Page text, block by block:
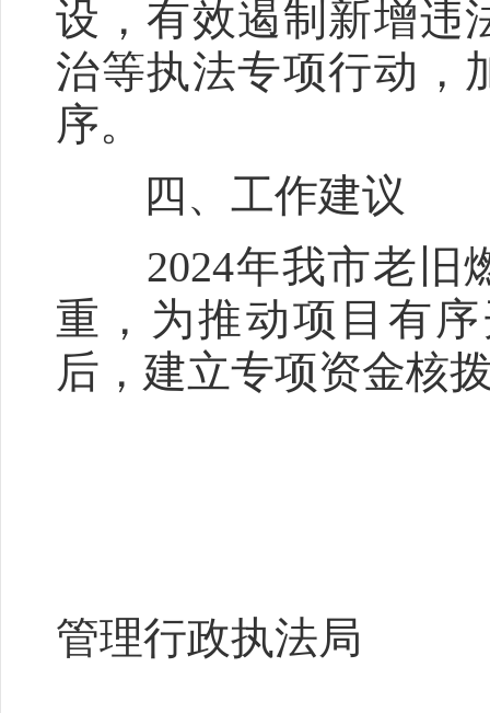
设，有效遏制新增违
治等执法专项行动，
序。
四、工作建议
2024年我市老旧
重，为推动项目有
后，建立专项资金核
管理行政执法局